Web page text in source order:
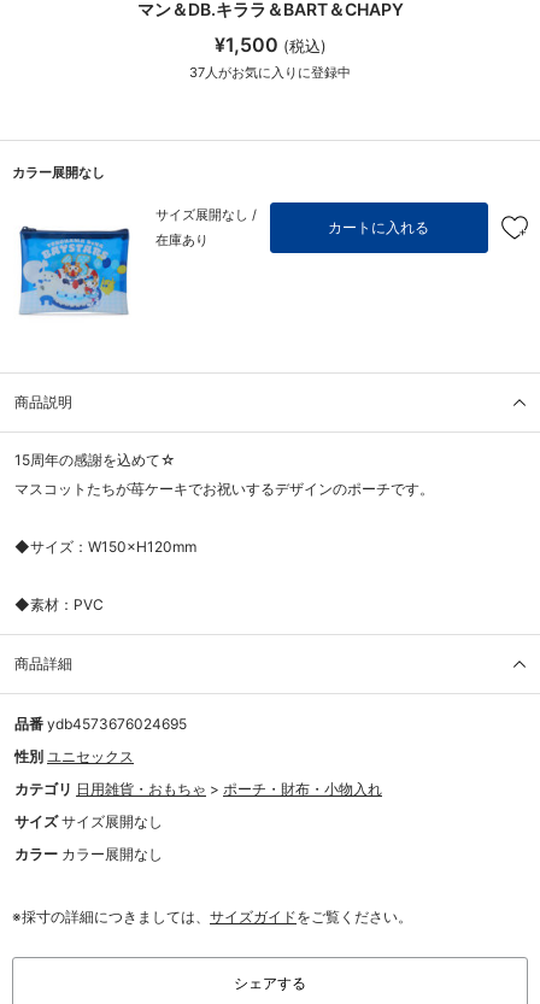
マン＆DB.キララ＆BART＆CHAPY
¥1,500 (税込)
37人がお気に入りに登録中
カラー展開なし
サイズ展開なし /
在庫あり
カートに入れる
商品説明
15周年の感謝を込めて☆
マスコットたちが苺ケーキでお祝いするデザインのポーチです。
◆サイズ：W150×H120mm
◆素材：PVC
商品詳細
品番 ydb4573676024695
性別 ユニセックス
カテゴリ 日用雑貨・おもちゃ > ポーチ・財布・小物入れ
サイズ サイズ展開なし
カラー カラー展開なし
※採寸の詳細につきましては、 サイズガイドをご覧ください。
シェアする